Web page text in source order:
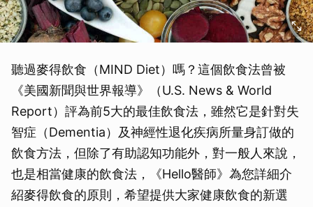
聽過麥得飲食（MIND Diet）嗎？這個飲食法曾被
《美國新聞與世界報導》（U.S. News & World
Report）評為前5大的最佳飲食法，雖然它是針對失
智症（Dementia）及神經性退化疾病所量身訂做的
飲食方法，但除了有助認知功能外，對一般人來說，
也是相當健康的飲食法，《Hello醫師》為您詳細介
紹麥得飲食的原則，希望提供大家健康飲食的新選